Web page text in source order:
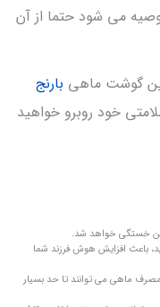
می شود حتما از آن
این گوشت ماهی بارنج
خود روبرو خواهید
خستگی خواهد شد.
باعث افزایش هوش فرزند شما
ماهی می توانند تا حد بسیار